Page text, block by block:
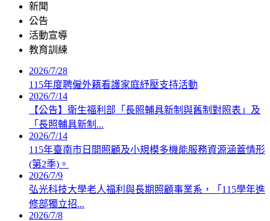
新聞
公告
活動宣導
教育訓練
2026/7/28
115年度聘僱外籍看護家庭紓壓支持活動
2026/7/14
【公告】衛生福利部「長照輔具新制與舊制對照表」及
「長照輔具新制...
2026/7/14
115年臺南市日間照顧及小規模多機能服務資源涵蓋情形
(第2季)。
2026/7/9
弘光科技大學老人福利與長期照顧事業系，「115學年進
修部獨立招...
2026/7/8